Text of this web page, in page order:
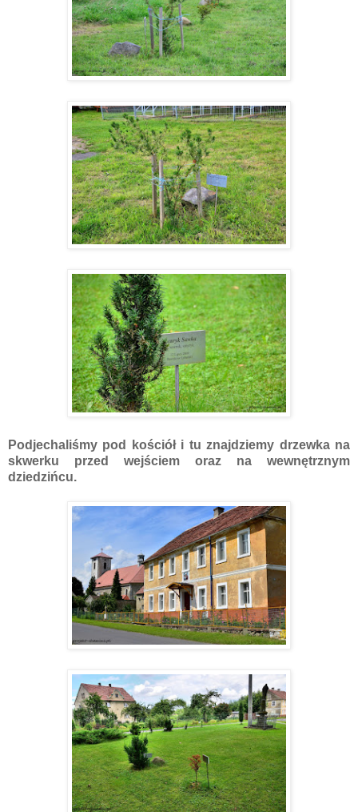
Podjechaliśmy pod kościół i tu znajdziemy drzewka na
skwerku przed wejściem oraz na wewnętrznym
dziedzińcu.